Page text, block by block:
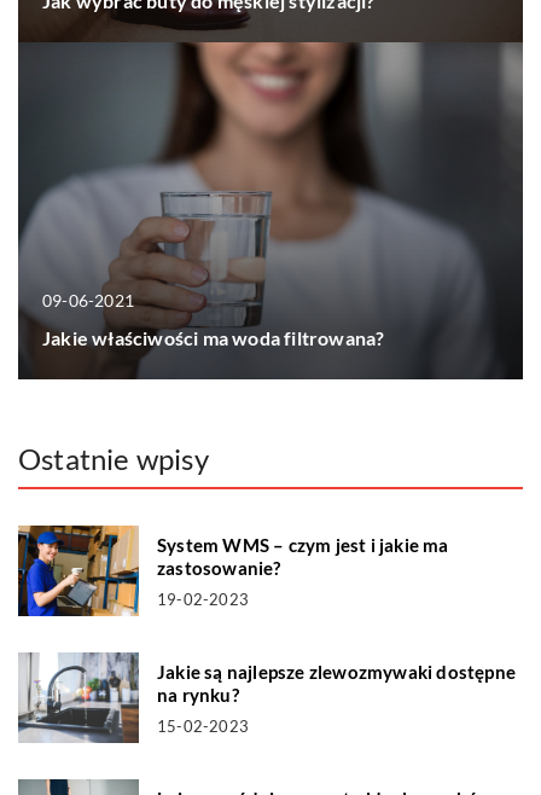
09-06-2021
Jakie właściwości ma woda filtrowana?
Ostatnie wpisy
System WMS – czym jest i jakie ma
zastosowanie?
19-02-2023
Jakie są najlepsze zlewozmywaki dostępne
na rynku?
15-02-2023